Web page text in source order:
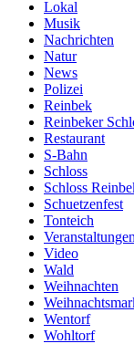
Lokal
Musik
Nachrichten
Natur
News
Polizei
Reinbek
Reinbeker
Restaurant
S-Bahn
Schloss
Schloss
Schuetzenfest
Tonteich
Veranstaltungen
Video
Wald
Weihnachten
Wentorf
Wohltorf